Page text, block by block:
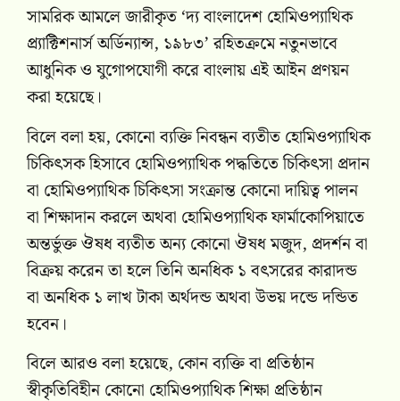
সামরিক আমলে জারীকৃত ‘দ্য বাংলাদেশ হোমিওপ্যাথিক
প্র্যাক্টিশনার্স অর্ডিন্যান্স, ১৯৮৩’ রহিতক্রমে নতুনভাবে
আধুনিক ও যুগোপযোগী করে বাংলায় এই আইন প্রণয়ন
করা হয়েছে।
বিলে বলা হয়, কোনো ব্যক্তি নিবন্ধন ব্যতীত হোমিওপ্যাথিক
চিকিৎসক হিসাবে হোমিওপ্যাথিক পদ্ধতিতে চিকিৎসা প্রদান
বা হোমিওপ্যাথিক চিকিৎসা সংক্রান্ত কোনো দায়িত্ব পালন
বা শিক্ষাদান করলে অথবা হোমিওপ্যাথিক ফার্মাকোপিয়াতে
অন্তর্ভুক্ত ঔষধ ব্যতীত অন্য কোনো ঔষধ মজুদ, প্রদর্শন বা
বিক্রয় করেন তা হলে তিনি অনধিক ১ বৎসরের কারাদন্ড
বা অনধিক ১ লাখ টাকা অর্থদন্ড অথবা উভয় দন্ডে দন্ডিত
হবেন।
বিলে আরও বলা হয়েছে, কোন ব্যক্তি বা প্রতিষ্ঠান
স্বীকৃতিবিহীন কোনো হোমিওপ্যাথিক শিক্ষা প্রতিষ্ঠান